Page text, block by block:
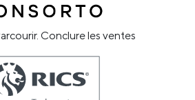
Conclure les ventes